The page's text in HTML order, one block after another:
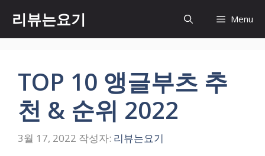
츠
리뷰는요기 Menu
TOP 10 앵글부츠 추
천 & 순위 2022
3월 17, 2022 작성자: 리뷰는요기